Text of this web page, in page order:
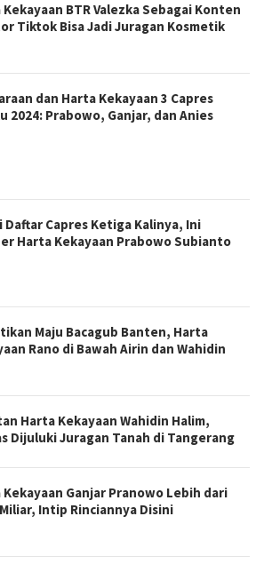
BTR Valezka Sebagai Konten
Tiktok Bisa Jadi Juragan Kosmetik
dan Harta Kekayaan 3 Capres
2024: Prabowo, Ganjar, dan Anies
Daftar Capres Ketiga Kalinya, Ini
Harta Kekayaan Prabowo Subianto
Maju Bacagub Banten, Harta
Rano di Bawah Airin dan Wahidin
Harta Kekayaan Wahidin Halim,
Dijuluki Juragan Tanah di Tangerang
Kekayaan Ganjar Pranowo Lebih dari
Intip Rinciannya Disini